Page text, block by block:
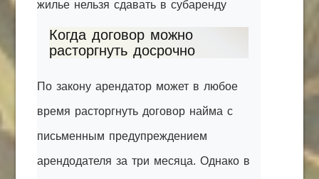
жилье нельзя сдавать в субаренду
Когда договор можно
расторгнуть досрочно
По закону арендатор может в любое
время расторгнуть договор найма с
письменным предупреждением
арендодателя за три месяца. Однако в